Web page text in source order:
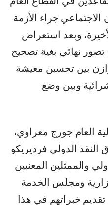
الاجتماعي جراء الأزمة
وبعد استعراض
نهائي بغية تصحيح
بين تحسين معيشة
وبين وضع
العام جورج معراوي،
الدولي فرديريكو
والممثلين المعنيين
ومجلس الخدمة
تقديم خبراتهم في هذا